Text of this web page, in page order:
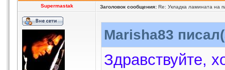
Supermastak Заголовок сообщения: Re: Укладка ламината на
Marisha83
Здравствуйте,